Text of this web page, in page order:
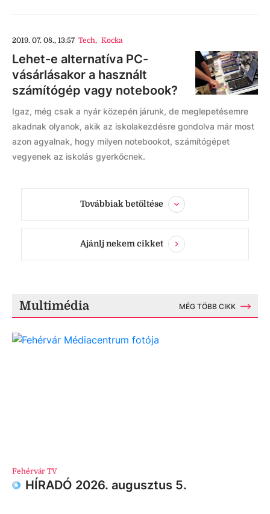
2019. 07. 08., 13:57 Tech, Kocka
Lehet-e alternatíva PC-
vásárlásakor a használt
számítógép vagy notebook?
Igaz, még csak a nyár közepén járunk, de meglepetésemre
akadnak olyanok, akik az iskolakezdésre gondolva már most
azon agyalnak, hogy milyen notebookot, számítógépet
vegyenek az iskolás gyerkőcnek.
Továbbiak betöltése
Ajánlj nekem cikket
Multimédia MÉG TÖBB CIKK
Fehérvár TV
HÍRADÓ 2026. augusztus 5.